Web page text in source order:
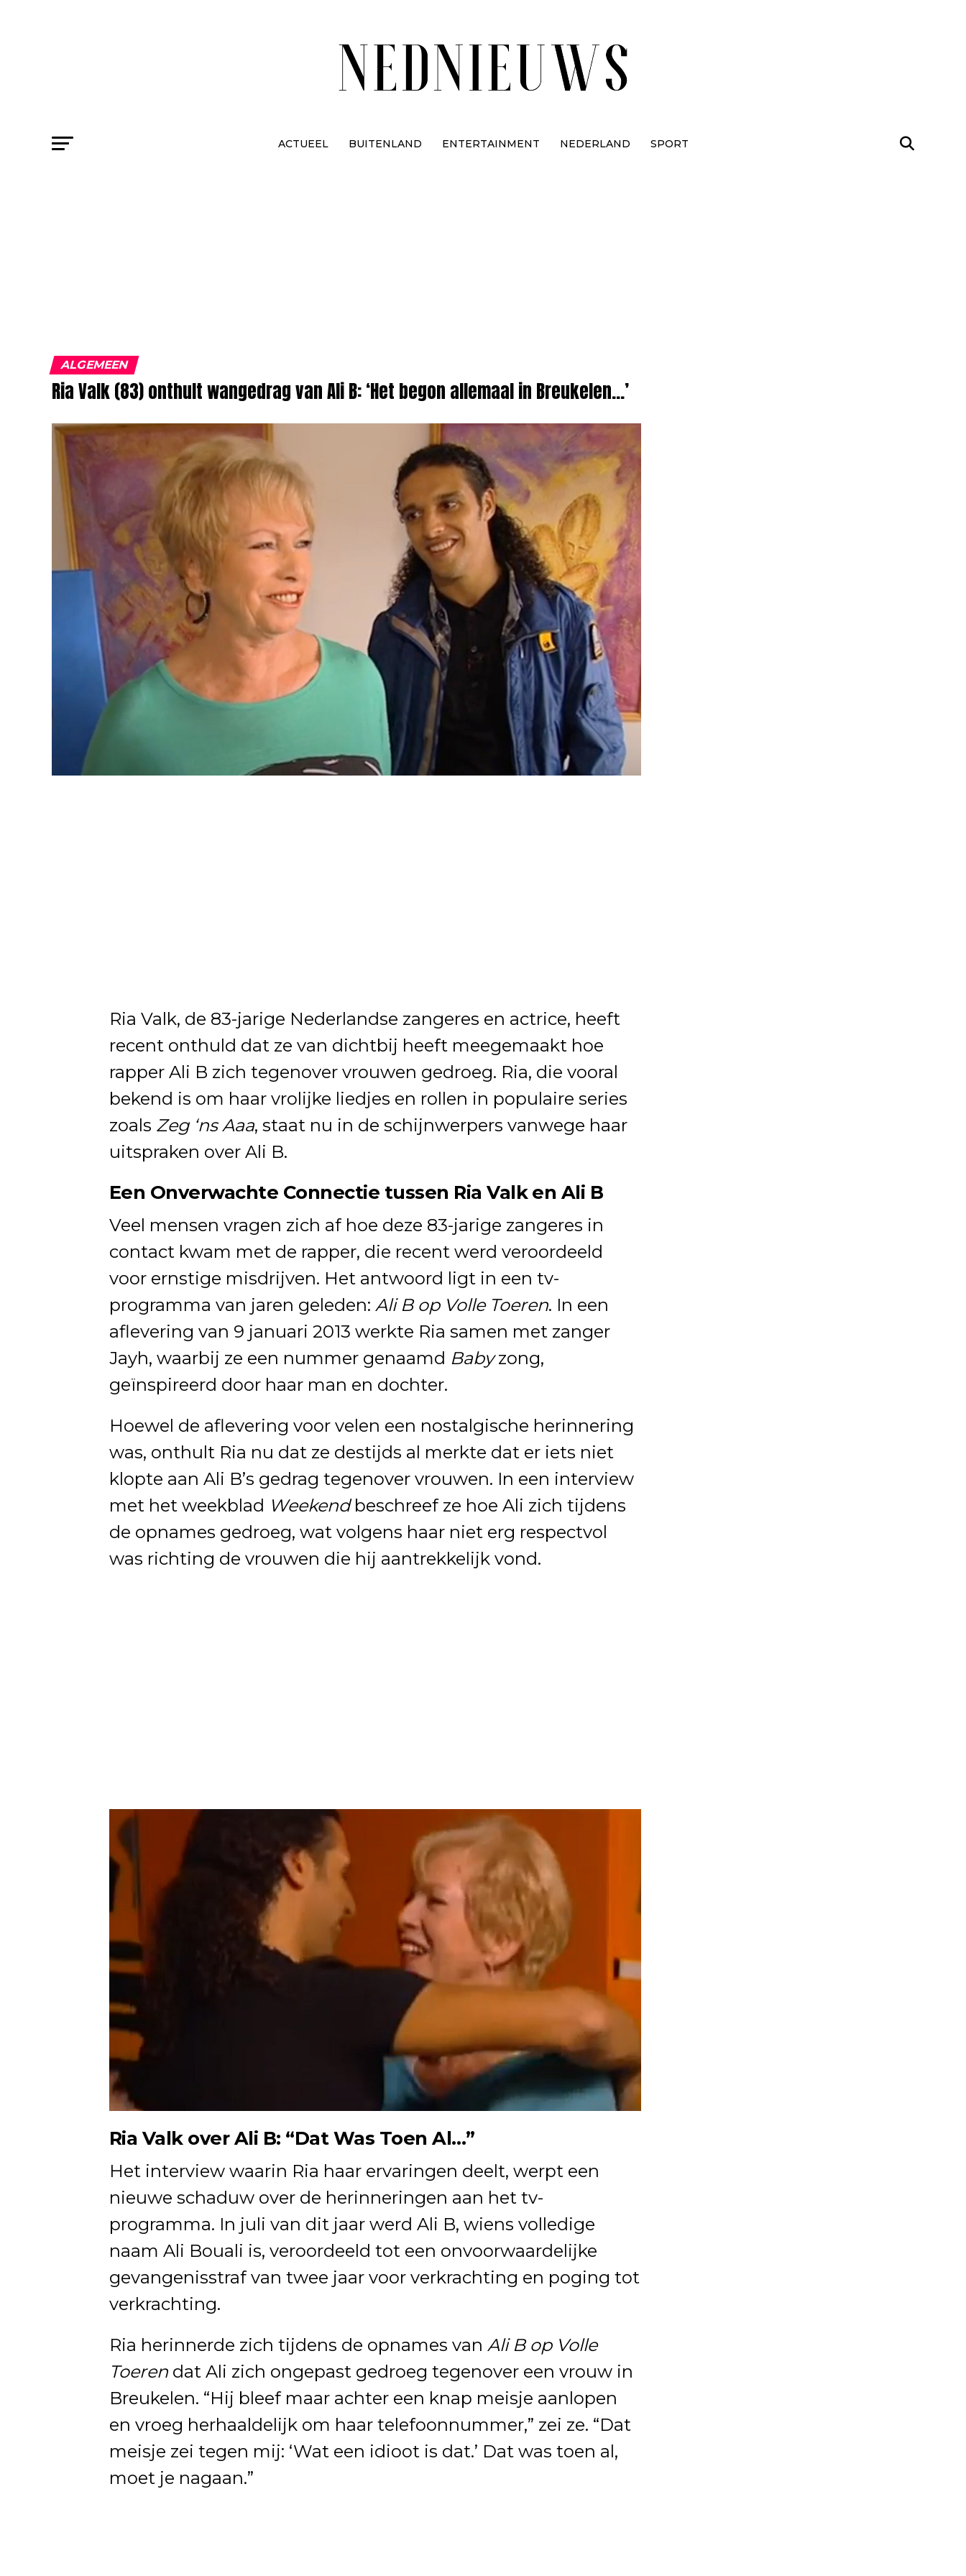
ACTUEEL BUITENLAND ENTERTAINMENT NEDERLAND SPORT
ALGEMEEN
Ria Valk (83) onthult wangedrag van Ali B: ‘Het begon allemaal in Breukelen…’
Ria Valk, de 83-jarige Nederlandse zangeres en actrice, heeft
recent onthuld dat ze van dichtbij heeft meegemaakt hoe
rapper Ali B zich tegenover vrouwen gedroeg. Ria, die vooral
bekend is om haar vrolijke liedjes en rollen in populaire series
zoals Zeg ‘ns Aaa, staat nu in de schijnwerpers vanwege haar
uitspraken over Ali B.
Een Onverwachte Connectie tussen Ria Valk en Ali B
Veel mensen vragen zich af hoe deze 83-jarige zangeres in
contact kwam met de rapper, die recent werd veroordeeld
voor ernstige misdrijven. Het antwoord ligt in een tv-
programma van jaren geleden: Ali B op Volle Toeren. In een
aflevering van 9 januari 2013 werkte Ria samen met zanger
Jayh, waarbij ze een nummer genaamd Babyzong,
geïnspireerd door haar man en dochter.
Hoewel de aflevering voor velen een nostalgische herinnering
was, onthult Ria nu dat ze destijds al merkte dat er iets niet
klopte aan Ali B’s gedrag tegenover vrouwen. In een interview
met het weekblad Weekendbeschreef ze hoe Ali zich tijdens
de opnames gedroeg, wat volgens haar niet erg respectvol
was richting de vrouwen die hij aantrekkelijk vond.
Ria Valk over Ali B: “Dat Was Toen Al…”
Het interview waarin Ria haar ervaringen deelt, werpt een
nieuwe schaduw over de herinneringen aan het tv-
programma. In juli van dit jaar werd Ali B, wiens volledige
naam Ali Bouali is, veroordeeld tot een onvoorwaardelijke
gevangenisstraf van twee jaar voor verkrachting en poging tot
verkrachting.
Ria herinnerde zich tijdens de opnames van Ali B op Volle
Toeren dat Ali zich ongepast gedroeg tegenover een vrouw in
Breukelen. “Hij bleef maar achter een knap meisje aanlopen
en vroeg herhaaldelijk om haar telefoonnummer,” zei ze. “Dat
meisje zei tegen mij: ‘Wat een idioot is dat.’ Dat was toen al,
moet je nagaan.”